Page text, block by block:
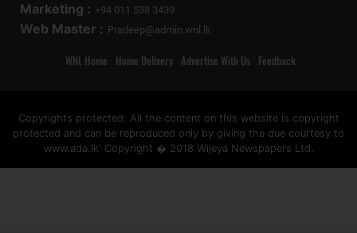
Marketing : +94 011 538 3439
Web Master : Pradeep@admin.wnl.lk
WNL Home Home Delivery Advertise With Us Feedback
Copyrights protected: All the content on this website is copyright
protected and can be reproduced only by giving the due courtesy to
www.ada.lk' Copyright � 2018 Wijeya Newspapers Ltd.